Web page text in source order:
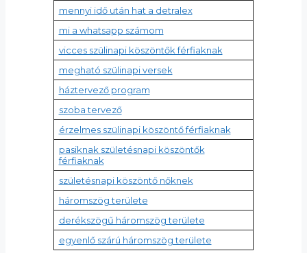
mennyi idő után hat a detralex
mi a whatsapp számom
vicces szülinapi köszöntők férfiaknak
megható szülinapi versek
háztervező program
szoba tervező
érzelmes szülinapi köszöntő férfiaknak
pasiknak születésnapi köszöntők
férfiaknak
születésnapi köszöntő nőknek
háromszög területe
derékszögű háromszög területe
egyenlő szárú háromszög területe